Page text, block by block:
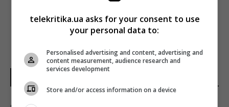
telekritika.ua asks for your consent to use
your personal data to:
Personalised advertising and content, advertising and
content measurement, audience research and
services development
Store and/or access information on a device